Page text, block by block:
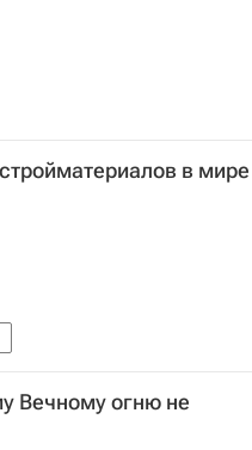
в мире
Вечному огню не